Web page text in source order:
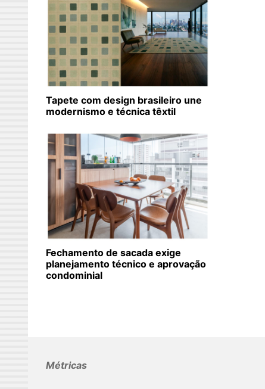
Tapete com design brasileiro une
modernismo e técnica têxtil
Fechamento de sacada exige
planejamento técnico e aprovação
condominial
Métricas